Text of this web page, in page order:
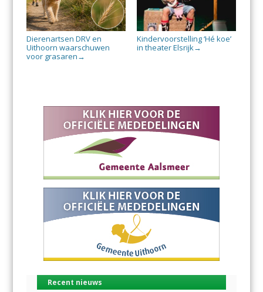
Dierenartsen DRV en
Uithoorn waarschuwen
voor grasaren →
Kindervoorstelling ‘Hé koe’
in theater Elsrijk→
Recent nieuws